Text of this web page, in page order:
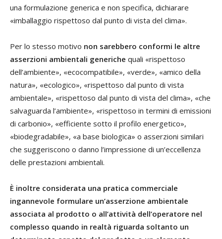
una formulazione generica e non specifica, dichiarare
«imballaggio rispettoso dal punto di vista del clima».
Per lo stesso motivo non sarebbero conformi le altre
asserzioni ambientali generiche quali «rispettoso
dell’ambiente», «ecocompatibile», «verde», «amico della
natura», «ecologico», «rispettoso dal punto di vista
ambientale», «rispettoso dal punto di vista del clima», «che
salvaguarda l’ambiente», «rispettoso in termini di emissioni
di carbonio», «efficiente sotto il profilo energetico»,
«biodegradabile», «a base biologica» o asserzioni similari
che suggeriscono o danno l’impressione di un’eccellenza
delle prestazioni ambientali.
È inoltre considerata una pratica commerciale
ingannevole formulare un’asserzione ambientale
associata al prodotto o all’attività dell’operatore nel
complesso quando in realtà riguarda soltanto un